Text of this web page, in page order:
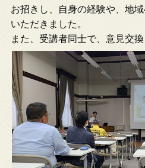
お招きし、自身の経験や、地
いただきました。
また、受講者同士で、意見交換